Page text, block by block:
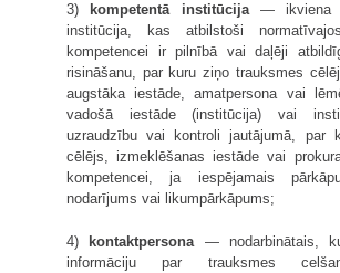
3) kompetentā institūcija— ikviena
institūcija, kas atbilstoši
kompetencei ir pilnībā vai daļēji
risināšanu, par kuru ziņo trauksmes
augstāka iestāde, amatpersona vai
vadošā iestāde (institūcija) vai
uzraudzību vai kontroli jautājumā, par
cēlējs, izmeklēšanas iestāde vai
kompetencei, ja iespējamais
nodarījums vai likumpārkāpums;
4) kontaktpersona— nodarbinātais,
informāciju par trauksmes